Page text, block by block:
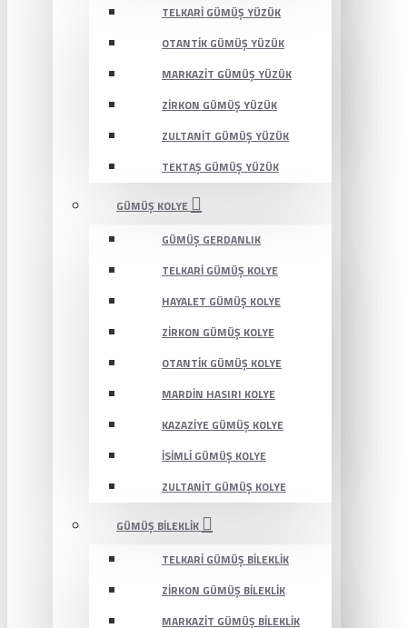
TELKARI GÜMÜŞ YÜZÜK
OTANTIK GÜMÜŞ YÜZÜK
MARKAZIT GÜMÜŞ YÜZÜK
ZIRKON GÜMÜŞ YÜZÜK
ZULTANIT GÜMÜŞ YÜZÜK
TEKTAŞ GÜMÜŞ YÜZÜK
GÜMÜŞ KOLYE
GÜMÜŞ GERDANLIK
TELKARI GÜMÜŞ KOLYE
HAYALET GÜMÜŞ KOLYE
ZIRKON GÜMÜŞ KOLYE
OTANTIK GÜMÜŞ KOLYE
MARDIN HASIRI KOLYE
KAZAZIYE GÜMÜŞ KOLYE
İSIMLI GÜMÜŞ KOLYE
ZULTANIT GÜMÜŞ KOLYE
GÜMÜŞ BILEKLIK
TELKARI GÜMÜŞ BILEKLIK
ZIRKON GÜMÜŞ BILEKLIK
MARKAZIT GÜMÜŞ BILEKLIK